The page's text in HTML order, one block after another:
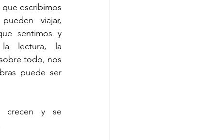
escribimos
viajar,
sentimos y
la lectura, la
todo, nos
puede ser
crecen y se